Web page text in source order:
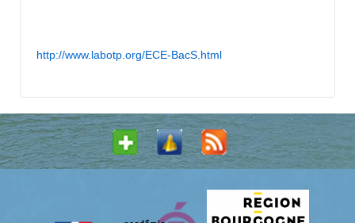
http://www.labotp.org/ECE-BacS.html